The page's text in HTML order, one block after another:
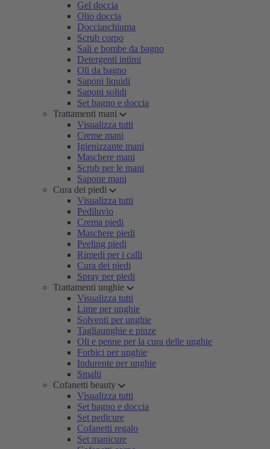
Gel doccia
Olio doccia
Docciaschiuma
Scrub corpo
Sali e bombe da bagno
Detergenti intimi
Oli da bagno
Saponi liquidi
Saponi solidi
Set bagno e doccia
Trattamenti mani
Visualizza tutti
Creme mani
Igienizzante mani
Maschere mani
Scrub per le mani
Sapone mani
Cura dei piedi
Visualizza tutti
Pediluvio
Crema piedi
Maschere piedi
Peeling piedi
Rimedi per i calli
Cura dei piedi
Spray per piedi
Trattamenti unghie
Visualizza tutti
Lime per unghie
Solventi per unghie
Tagliaunghie e pinze
Oli e penne per la cura delle unghie
Forbici per unghie
Indurente per unghie
Smalti
Cofanetti beauty
Visualizza tutti
Set bagno e doccia
Set pedicure
Cofanetti regalo
Set manicure